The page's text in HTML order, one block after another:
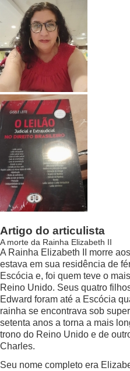
Artigo do articulista
A morte da Rainha Elizabeth II
A Rainha Elizabeth II morre
estava em sua residência de
Escócia e, foi quem teve o
Reino Unido. Seus quatro
Edward foram até a Escócia
rainha se encontrava sob
setenta anos a torna a mais
trono do Reino Unido e de
Charles.
Seu nome completo era